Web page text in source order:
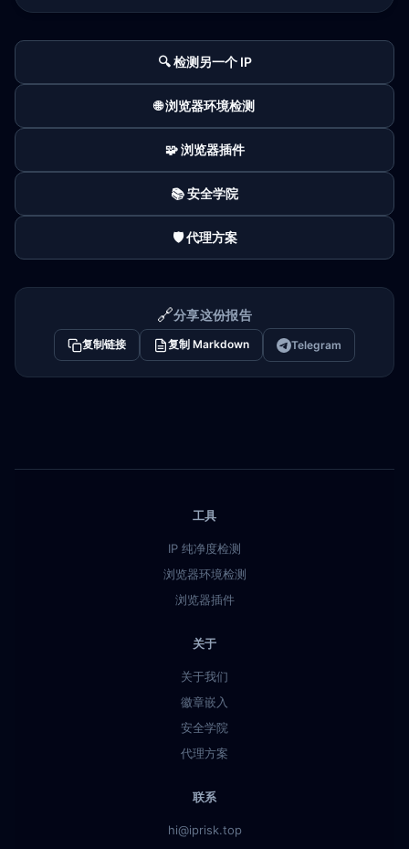
🔍 检测另一个 IP
🌐 浏览器环境检测
🧩 浏览器插件
📚 安全学院
🛡️ 代理方案
🔗分享这份报告
复制链接 复制 Markdown Telegram
工具
IP 纯净度检测
浏览器环境检测
浏览器插件
关于
关于我们
徽章嵌入
安全学院
代理方案
联系
hi@iprisk.top